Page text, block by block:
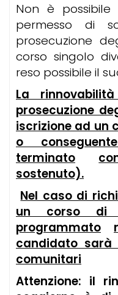
Non è
permesso di
prosecuzione
corso singolo
reso possibile il
La
prosecuzione
iscrizione ad un
o
terminato
sostenuto).
Nel caso di
un corso di
programmato
candidato
comunitari
Attenzione: il